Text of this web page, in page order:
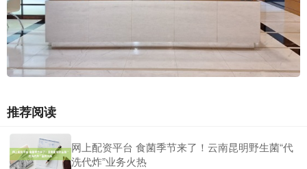
推荐阅读
网上配资平台 食菌季节来了！云南昆明野生菌“代
洗代炸”业务火热